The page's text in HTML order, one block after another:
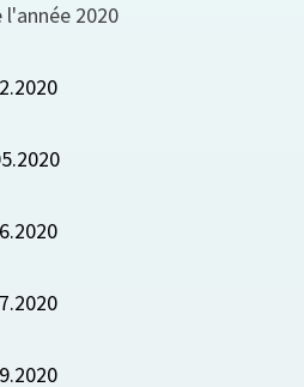
l'année 2020